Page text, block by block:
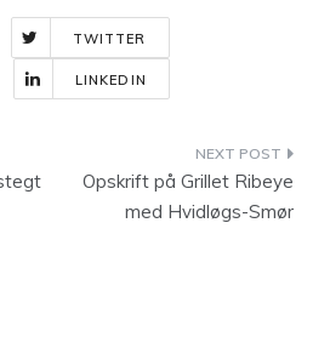
TWITTER
LINKEDIN
Opskrift på Grillet Ribeye
med Hvidløgs-Smør